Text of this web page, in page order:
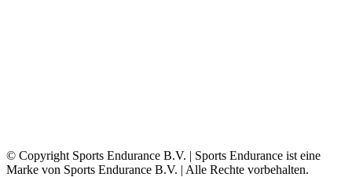
© Copyright Sports Endurance B.V. | Sports Endurance ist eine
Marke von Sports Endurance B.V. | Alle Rechte vorbehalten.